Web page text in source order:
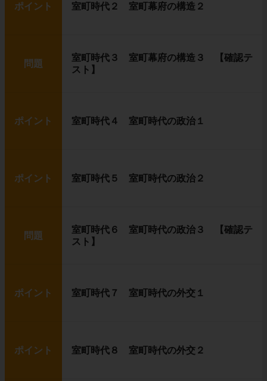
ポイント 室町時代２ 室町幕府の構造２
問題
室町時代３ 室町幕府の構造３ 【確認テ
スト】
ポイント 室町時代４ 室町時代の政治１
ポイント 室町時代５ 室町時代の政治２
問題
室町時代６ 室町時代の政治３ 【確認テ
スト】
ポイント 室町時代７ 室町時代の外交１
ポイント 室町時代８ 室町時代の外交２